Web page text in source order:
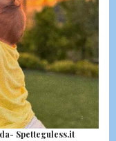
Spetteguless.it